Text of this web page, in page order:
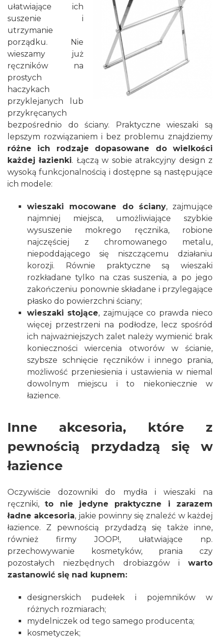
ułatwiające ich
suszenie i
utrzymanie
porządku. Nie
wieszamy już
ręczników na
prostych
haczykach
przyklejanych lub
przykręcanych
bezpośrednio do ściany. Praktyczne wieszaki są
lepszym rozwiązaniem i bez problemu znajdziemy
różne ich rodzaje dopasowane do wielkości
każdej łazienki. Łączą w sobie atrakcyjny design z
wysoką funkcjonalnością i dostępne są następujące
ich modele:
wieszaki mocowane do ściany, zajmujące
najmniej miejsca, umożliwiające szybkie
wysuszenie mokrego ręcznika, robione
najczęściej z chromowanego metalu,
niepoddającego się niszczącemu działaniu
korozji. Równie praktyczne są wieszaki
rozkładane tylko na czas suszenia, a po jego
zakończeniu ponownie składane i przylegające
płasko do powierzchni ściany;
wieszaki stojące, zajmujące co prawda nieco
więcej przestrzeni na podłodze, lecz spośród
ich najważniejszych zalet należy wymienić brak
konieczności wiercenia otworów w ścianie,
szybsze schnięcie ręczników i innego prania,
możliwość przeniesienia i ustawienia w niemal
dowolnym miejscu i to niekoniecznie w
łazience.
Inne akcesoria, które z
pewnością przydadzą się w
łazience
Oczywiście dozowniki do mydła i wieszaki na
ręczniki,to nie jedyne praktyczne i zarazem
ładne akcesoria, jakie powinny się znaleźć w każdej
łazience. Z pewnością przydadzą się także inne,
również firmy JOOP!, ułatwiające np.
przechowywanie kosmetyków, prania czy
pozostałych niezbędnych drobiazgów i warto
zastanowić się nad kupnem:
designerskich pudełek i pojemników w
różnych rozmiarach;
mydelniczek od tego samego producenta;
kosmetyczek;